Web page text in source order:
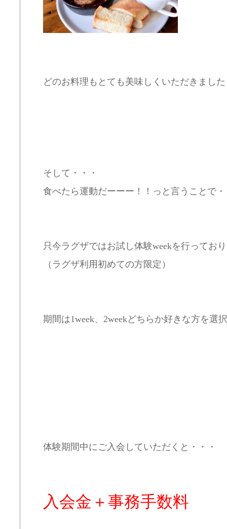
どのお料理もとても美味しくいただきました
そして・・・
食べたら運動だーーー！！っと言うことで
只今ラグザではお試し体験weekを行ってお
（ラグザ利用初めての方限定）
期間は1week、2weekどちらか好きな方を選
体験期間中にご入会していただくと・・・
入会金＋事務手数料